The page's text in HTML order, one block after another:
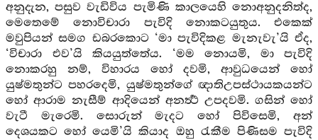
අනුදැන, පසුව වැඩිවිය පැමිණි කාලයෙහි නොඅනුදනිත්ද,
මෙතෙමේ නොවිචාරා පැවිදි නොකටයුතුය. එකෙක්
මවුපියන් සමග ඩබරකොට ‘මා පැවිදිකළ මැනැවැ’යි ඒද,
‘විචාරා එව’යි කියයුත්තේය. ‘මම නොයමි, මා පැවිදි
නොකරහු නම්, විහාරය හෝ දවමි, ආවුධයෙන් හෝ
යුෂ්මතුන්ට පහරදෙමි, යුෂ්මතුන්ගේ ඥාතිඋපස්ථායකයන්ට
හෝ ආරාම නැසීම් ආදියෙන් අනර්‍ත්‍ථ උපදවමි. ගසින් හෝ
වැටී මැරෙමි. සොරුන් මැදට හෝ පිවිසෙමි, අන්
දෙශයකට හෝ යෙමි’යි කියාද ඔහු රැකීම පිණිසම පැවිදි